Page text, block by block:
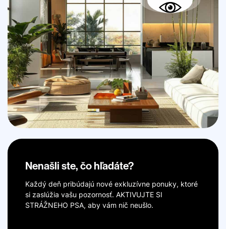
Nenašli ste, čo hľadáte?
Každý deň pribúdajú nové exkluzívne ponuky, ktoré
si zaslúžia vašu pozornosť. AKTIVUJTE SI
STRÁŽNEHO PSA, aby vám nič neušlo.